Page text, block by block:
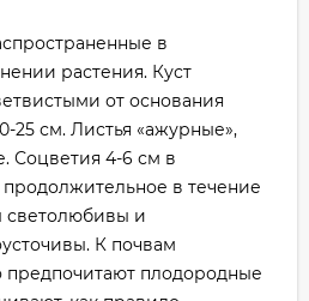
в
растения. Куст
от основания
25 см. Листья «ажурные»,
Соцветия 4-6 см в
в течение
светолюбивы и
К почвам
предпочитают плодородные